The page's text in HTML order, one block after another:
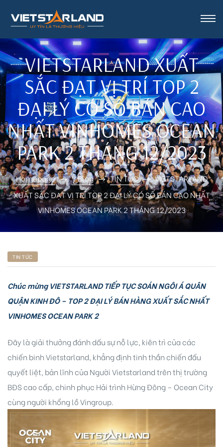
VIETSTARLAND XUẤT
SẮC ĐẠT VỊ TRÍ TOP 2
ĐẠI LÝ CÓ SỐ BÁN CAO
NHẤT VINHOMES OCEAN
PARK 2 THÁNG 12/2023
Homepage V Blog TIN TỨC
VIETSTARLAND
XUẤT SẮC ĐẠT VỊ TRÍ TOP 2 ĐẠI LÝ CÓ SỐ BÁN CAO NHẤT
VINHOMES OCEAN PARK 2 THÁNG 12/2023
TIN TỨC
Chúc mừng VIETSTARLAND TIẾP TỤC SOÁN NGÔI Á QUÂN
QUẬN KINH ĐÔ – TOP 2 ĐẠI LÝ BÁN HÀNG XUẤT SẮC NHẤT
VINHOMES OCEAN PARK 2
Đây là giải thưởng đánh dấu sự nỗ lực, kiên trì của các
chiến binh Vietstarland, khẳng định tinh thần chiến đấu
quyết liệt, bản lĩnh của Người Vietstarland trên thị trường
BĐS cao cấp, chinh phục Hải trình Hừng Đông – Ocean City
cùng người khổng lồ Vingroup.
Vinh